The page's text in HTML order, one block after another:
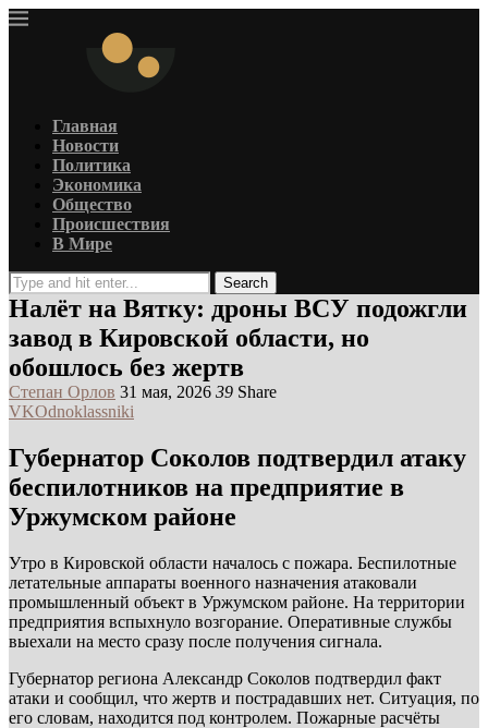
Главная
Новости
Политика
Экономика
Общество
Происшествия
В Мире
Search
Налёт на Вятку: дроны ВСУ подожгли
завод в Кировской области, но
обошлось без жертв
Степан Орлов 31 мая, 2026 39 Share
VKOdnoklassniki
Губернатор Соколов подтвердил атаку
беспилотников на предприятие в
Уржумском районе
Утро в Кировской области началось с пожара. Беспилотные
летательные аппараты военного назначения атаковали
промышленный объект в Уржумском районе. На территории
предприятия вспыхнуло возгорание. Оперативные службы
выехали на место сразу после получения сигнала.
Губернатор региона Александр Соколов подтвердил факт
атаки и сообщил, что жертв и пострадавших нет. Ситуация, по
его словам, находится под контролем. Пожарные расчёты